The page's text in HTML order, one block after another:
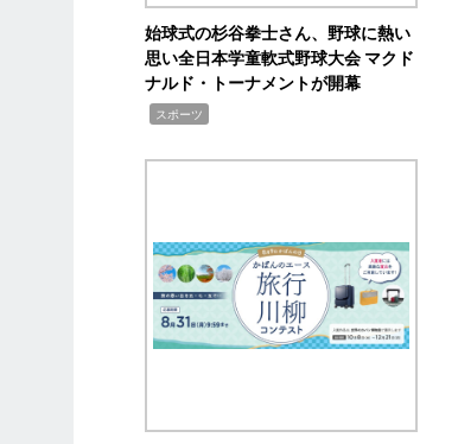
始球式の杉谷拳士さん、野球に熱い
思い全日本学童軟式野球大会 マクド
ナルド・トーナメントが開幕
スポーツ